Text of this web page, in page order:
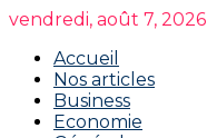
vendredi, août 7, 2026
Accueil
Nos articles
Business
Economie